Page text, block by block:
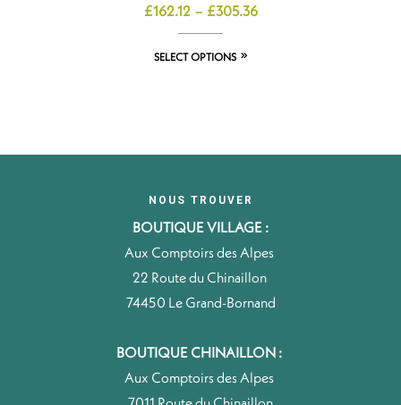
£162.12 – £305.36
SELECT OPTIONS
NOUS TROUVER
BOUTIQUE VILLAGE :
Aux Comptoirs des Alpes
22 Route du Chinaillon
74450 Le Grand-Bornand
BOUTIQUE CHINAILLON :
Aux Comptoirs des Alpes